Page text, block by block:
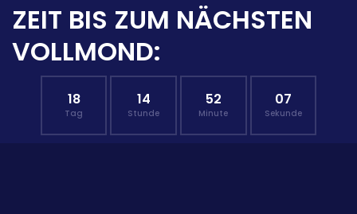
ZEIT BIS ZUM NÄCHSTEN
VOLLMOND:
18
Tag
14
Stunde
52
Minute
05
Sekunde